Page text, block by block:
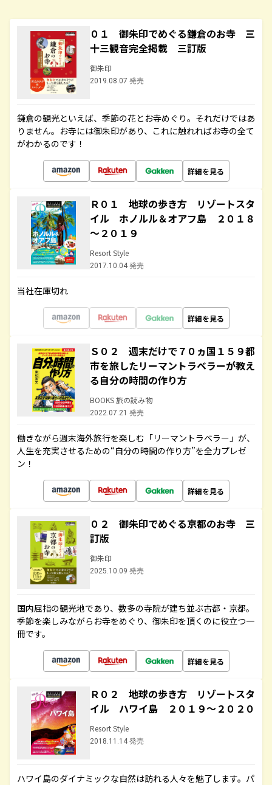
０１ 御朱印でめぐる鎌倉のお寺 三
十三観音完全掲載 三訂版
御朱印
2019.08.07 発売
鎌倉の観光といえば、季節の花とお寺めぐり。それだけではあ
りません。お寺には御朱印があり、これに触れればお寺の全て
がわかるのです！
詳細を見る
Ｒ０１ 地球の歩き方 リゾートスタ
イル ホノルル＆オアフ島 ２０１８
～２０１９
Resort Style
2017.10.04 発売
当社在庫切れ
詳細を見る
Ｓ０２ 週末だけで７０ヵ国１５９都
市を旅したリーマントラベラーが教え
る自分の時間の作り方
BOOKS 旅の読み物
2022.07.21 発売
働きながら週末海外旅行を楽しむ「リーマントラベラー」が、
人生を充実させるための“自分の時間の作り方”を全力プレゼ
ン！
詳細を見る
０２ 御朱印でめぐる京都のお寺 三
訂版
御朱印
2025.10.09 発売
国内屈指の観光地であり、数多の寺院が建ち並ぶ古都・京都。
季節を楽しみながらお寺をめぐり、御朱印を頂くのに役立つ一
冊です。
詳細を見る
Ｒ０２ 地球の歩き方 リゾートスタ
イル ハワイ島 ２０１９～２０２０
Resort Style
2018.11.14 発売
ハワイ島のダイナミックな自然は訪れる人々を魅了します。パ